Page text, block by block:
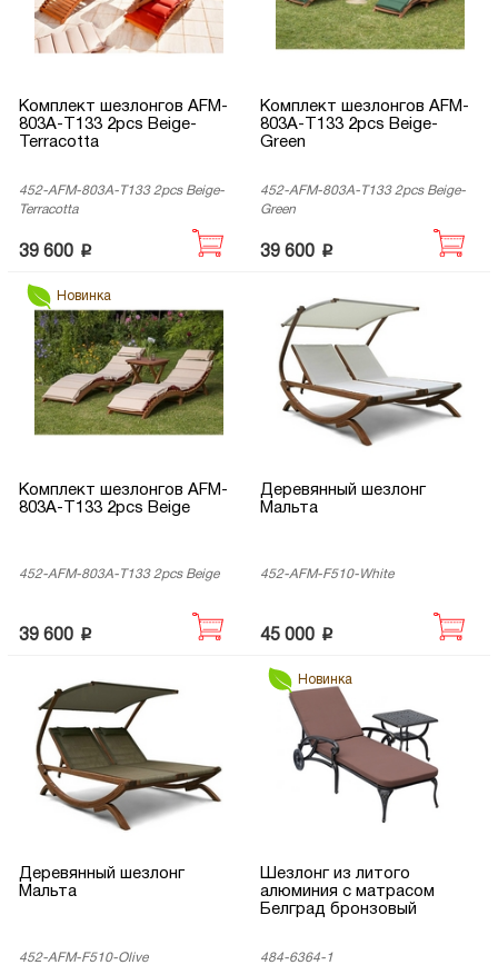
Комплект шезлонгов AFM-
803A-T133 2pcs Beige-
Terracotta
452-AFM-803A-T133 2pcs Beige-
Terracotta
39 600 p
Комплект шезлонгов AFM-
803A-T133 2pcs Beige-
Green
452-AFM-803A-T133 2pcs Beige-
Green
39 600 p
Новинка
Комплект шезлонгов AFM-
803A-T133 2pcs Beige
452-AFM-803A-T133 2pcs Beige
39 600 p
Деревянный шезлонг
Мальта
452-AFM-F510-White
45 000 p
Деревянный шезлонг
Мальта
452-AFM-F510-Olive
Новинка
Шезлонг из литого
алюминия с матрасом
Белград бронзовый
484-6364-1